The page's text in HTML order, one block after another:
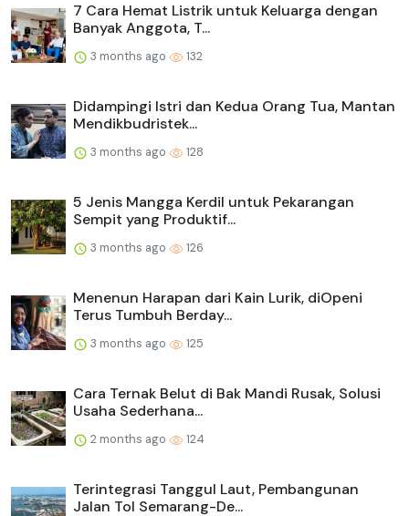
7 Cara Hemat Listrik untuk Keluarga dengan
Banyak Anggota, T...
3 months ago 132
Didampingi Istri dan Kedua Orang Tua, Mantan
Mendikbudristek...
3 months ago 128
5 Jenis Mangga Kerdil untuk Pekarangan
Sempit yang Produktif...
3 months ago 126
Menenun Harapan dari Kain Lurik, diOpeni
Terus Tumbuh Berday...
3 months ago 125
Cara Ternak Belut di Bak Mandi Rusak, Solusi
Usaha Sederhana...
2 months ago 124
Terintegrasi Tanggul Laut, Pembangunan
Jalan Tol Semarang-De...